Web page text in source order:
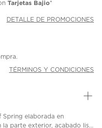
Tarjetas Bajio*
DETALLE DE PROMOCIONES
TÉRMINOS Y CONDICIONES
Spring elaborada en
parte exterior, acabado lis...